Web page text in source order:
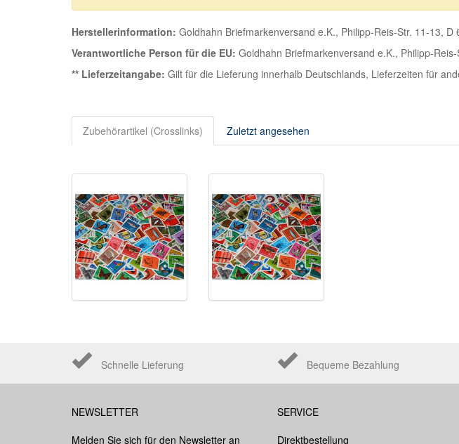
Herstellerinformation: Goldhahn Briefmarkenversand e.K., Philipp-Reis-Str. 11-13,
Verantwortliche Person für die EU: Goldhahn Briefmarkenversand e.K., Philipp-
** Lieferzeitangabe: Gilt für die Lieferung innerhalb Deutschlands, Lieferzeiten für
Zubehörartikel (Crosslinks) Zuletzt angesehen
Schnelle Lieferung Bequeme Bezahlung
NEWSLETTER
Melden Sie sich für den Newsletter an
SERVICE
Direktbestellung